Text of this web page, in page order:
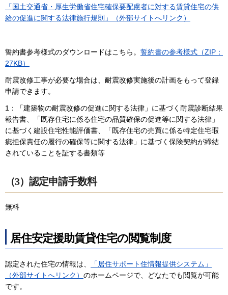
「国土交通省・厚生労働省住宅確保要配慮者に対する賃貸住宅の供
給の促進に関する法律施行規則」（外部サイトへリンク）
誓約書参考様式のダウンロードはこちら。 誓約書の参考様式（ZIP：
27KB）
耐震改修工事が必要な場合は、耐震改修実施後の計画をもって登録
申請できます。
1：「建築物の耐震改修の促進に関する法律」に基づく耐震診断結果
報告書、「既存住宅に係る住宅の品質確保の促進等に関する法律」
に基づく建設住宅性能評価書、「既存住宅の売買に係る特定住宅瑕
疵担保責任の履行の確保等に関する法律」に基づく保険契約が締結
されていることを証する書類等
（3）認定申請手数料
無料
居住安定援助賃貸住宅の閲覧制度
認定された住宅の情報は、
「居住サポート住情報提供システム」
（外部サイトへリンク） のホームページで、どなたでも閲覧が可能
です。